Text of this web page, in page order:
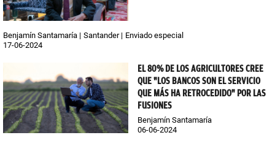
Benjamín Santamaría Santander
Enviado especial
17-06-2024
EL 80% DE LOS AGRICULTORES CREE
QUE "LOS BANCOS SON EL SERVICIO
QUE MÁS HA RETROCEDIDO" POR LAS
FUSIONES
Benjamín Santamaría
06-06-2024